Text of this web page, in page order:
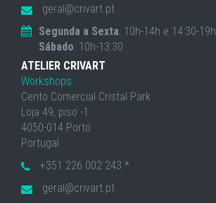
geral@crivart.pt
Segunda a Sexta: 10h-14h e 14:30-19h
Sábado: 10h-13:30
ATELIER CRIVART
Workshops
Cento Comercial Cristal Park
Loja 49, piso -1
4050-014 Porto
Portugal
+351 226 002 243 *
geral@crivart.pt